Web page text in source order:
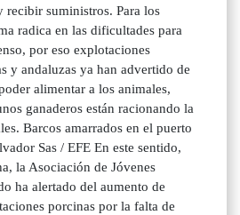
recibir suministros. Para los
radica en las dificultades para
por eso explotaciones
y andaluzas ya han advertido de
alimentar a los animales,
ganaderos están racionando la
Barcos amarrados en el puerto
Sas / EFE En este sentido,
la Asociación de Jóvenes
ha alertado del aumento de
porcinas por la falta de